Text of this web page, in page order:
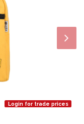
Login for trade prices